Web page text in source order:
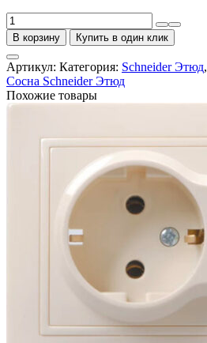
Количество
товара
Розетка
двойная
наружная
с
заземлением
В корзину Купить в один клик
Артикул: Категория: Schneider Этюд,
Сосна Schneider Этюд
Похожие товары